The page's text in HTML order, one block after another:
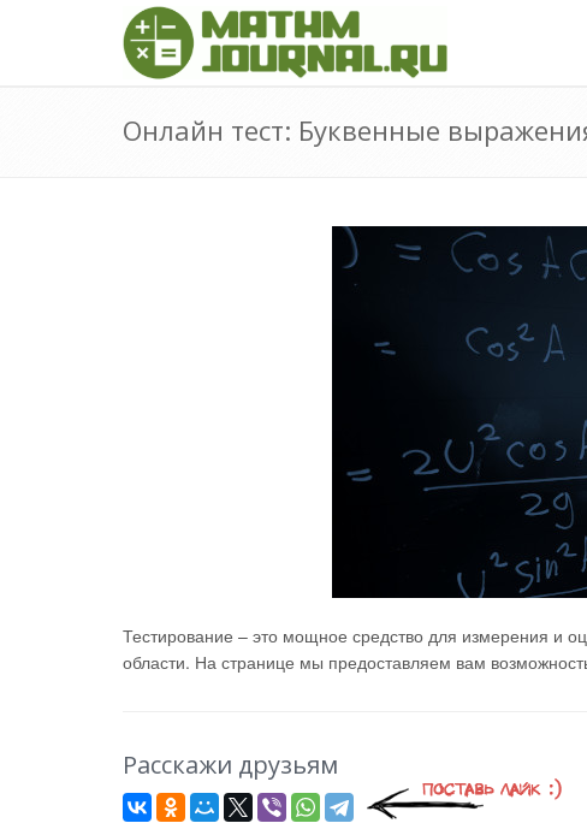
Онлайн тест: Буквенные
Тестирование – это мощное средство для измерения и
области. На странице мы предоставляем вам
Расскажи друзьям